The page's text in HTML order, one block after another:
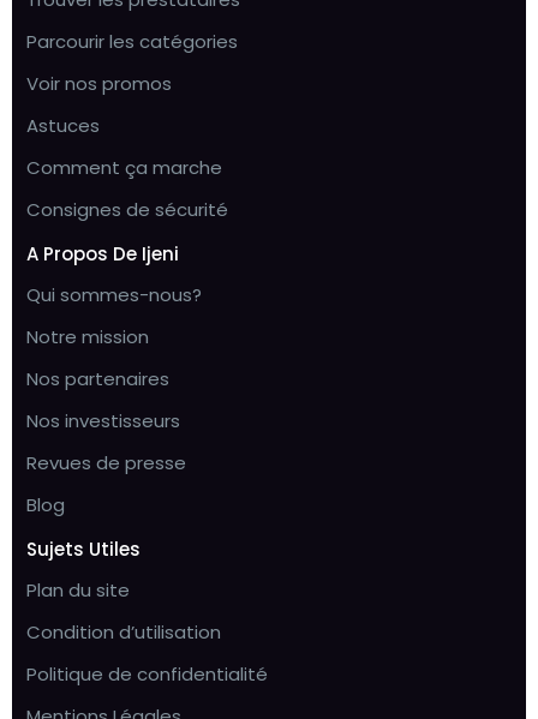
Parcourir les catégories
Voir nos promos
Astuces
Comment ça marche
Consignes de sécurité
A Propos De Ijeni
Qui sommes-nous?
Notre mission
Nos partenaires
Nos investisseurs
Revues de presse
Blog
Sujets Utiles
Plan du site
Condition d’utilisation
Politique de confidentialité